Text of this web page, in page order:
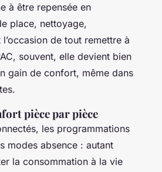
à être repensée en
place, nettoyage,
l’occasion de tout remettre à
souvent, elle devient bien
gain de confort, même dans
pièce par pièce
les programmations
modes absence : autant
la consommation à la vie